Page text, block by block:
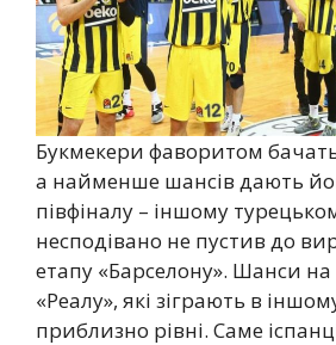
Букмекери фаворитом
а найменше шансів дають
півфіналу – іншому
несподівано не пустив до
етапу «Барселону». Шанси на
«Реалу», які зіграють в
приблизно рівні. Саме